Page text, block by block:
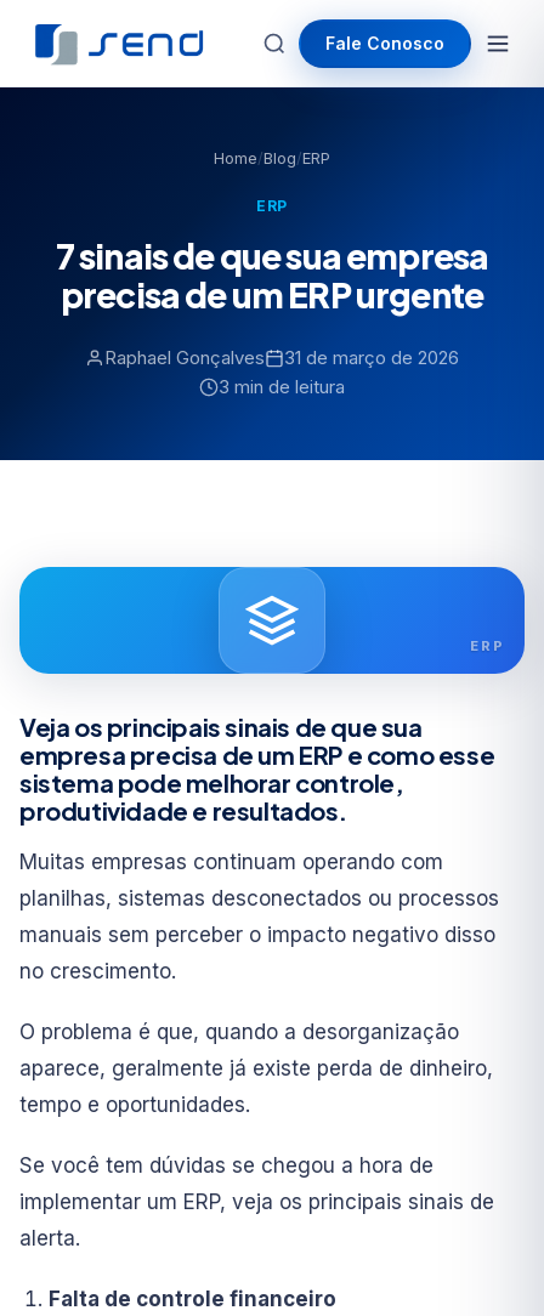
Fale Conosco
Home/Blog/ERP
ERP
7 sinais de que sua empresa
precisa de um ERP urgente
Raphael Gonçalves
31 de março de 2026
3 min de leitura
ERP
Veja os principais sinais de que sua
empresa precisa de um ERP e como esse
sistema pode melhorar controle,
produtividade e resultados.
Muitas empresas continuam operando com
planilhas, sistemas desconectados ou processos
manuais sem perceber o impacto negativo disso
no crescimento.
O problema é que, quando a desorganização
aparece, geralmente já existe perda de dinheiro,
tempo e oportunidades.
Se você tem dúvidas se chegou a hora de
implementar um ERP, veja os principais sinais de
alerta.
Falta de controle financeiro